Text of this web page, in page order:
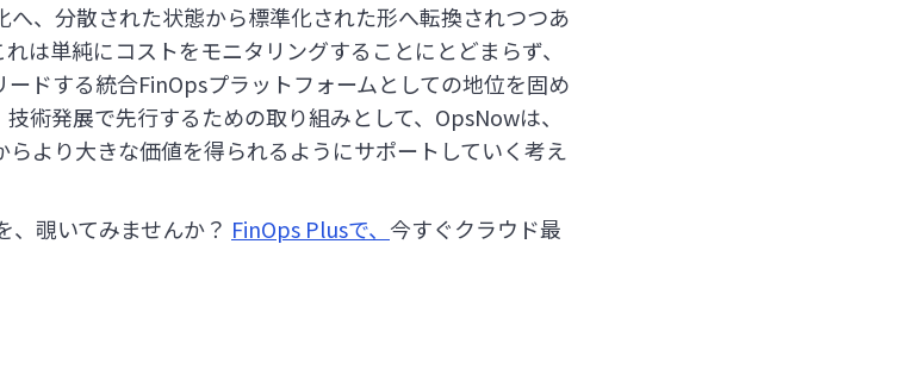
、分散された状態から標準化された形へ転換されつつあ
は単純にコストをモニタリングすることにとどまらず、
ドする統合FinOpsプラットフォームとしての地位を固め
術発展で先行するための取り組みとして、OpsNowは、
より大きな価値を得られるようにサポートしていく考え
覗いてみませんか？ FinOps Plusで、 今すぐクラウド最